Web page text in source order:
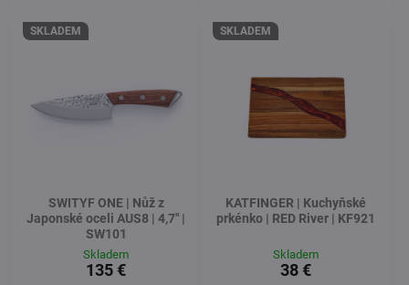
SKLADEM
SWITYF ONE | Nůž z
Japonské oceli AUS8 | 4,7" |
SW101
Skladem
135 €
SKLADEM
KATFINGER | Kuchyňské
prkénko | RED River | KF921
Skladem
38 €